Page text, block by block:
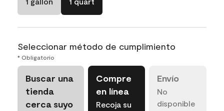
Seleccionar método de cumplimiento
* Obligatorio
Buscar una
tienda
cerca suyo
Compre
en línea
Recoja su
Envío
No
disponible